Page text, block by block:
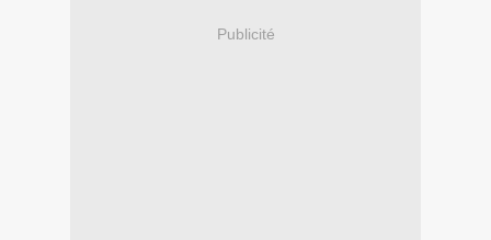
Publicité